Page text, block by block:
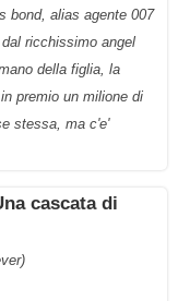
bond, alias agente 007
ricchissimo angel
della figlia, la
premio un milione di
stessa, ma c'e'
cascata di